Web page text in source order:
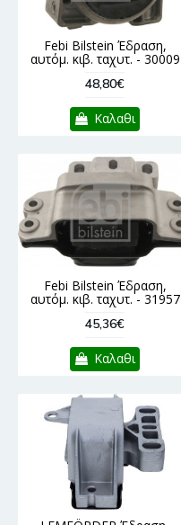
Febi Bilstein Έδραση,
αυτόμ. κιβ. ταχυτ. - 30009
48,80€
Καλαθι
Febi Bilstein Έδραση,
αυτόμ. κιβ. ταχυτ. - 31957
45,36€
Καλαθι